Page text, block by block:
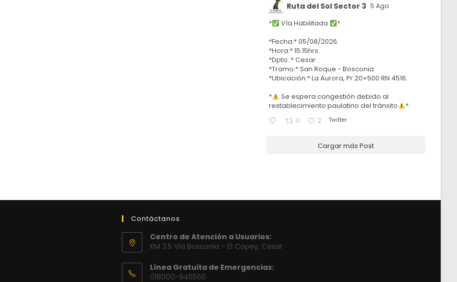
Ruta del Sol Sector 3 5 Ago
* Vía Habilitada
*
*Fecha:* 05/08/2026.
*Hora:* 15:15hrs.
*Dpto.:* Cesar.
*Tramo:* San Roque - Bosconia.
*Ubicación:* La Aurora, Pr 20+500 RN 4516.
*
Se espera congestión debido al
restablecimiento paulatino del tránsito
*
0 2 Twitter
Cargar más Post
Contáctanos
Centro de Atención a Usuarios:
KM 3.5 Vía Bosconia - El Copey, Cesar
Línea Gratuita de Emergencias:
018000-945566